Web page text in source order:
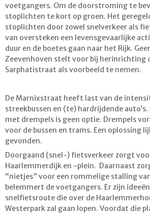
voetgangers. Om de doorstroming te
stoplichten te kort op groen. Het
stoplichten door zowel snelverkeer als
van oversteken een levensgevaarlijke
duur en de boetes gaan naar het Rijk.
Zeevenhoven stelt voor bij herinrichting
Sarphatistraat als voorbeeld te nemen.
De Marnixstraat heeft last van de
streekbussen en (te) hardrijdende
met drempels is geen optie. Drempels
voor de bussen en trams. Een oplossing
gevonden.
Doorgaand (snel-) fietsverkeer zorgt
Haarlemmerdijk en -plein. Daarnaast
“nietjes” voor een rommelige stalling
belemmert de voetgangers. Er zijn
snelfietsroute die over de
Westerpark zal gaan lopen. Voordat die